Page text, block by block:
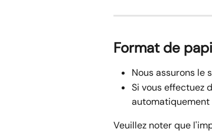
Format de
Nous assurons le
Si vous effectuez
automatiquement
Veuillez noter que